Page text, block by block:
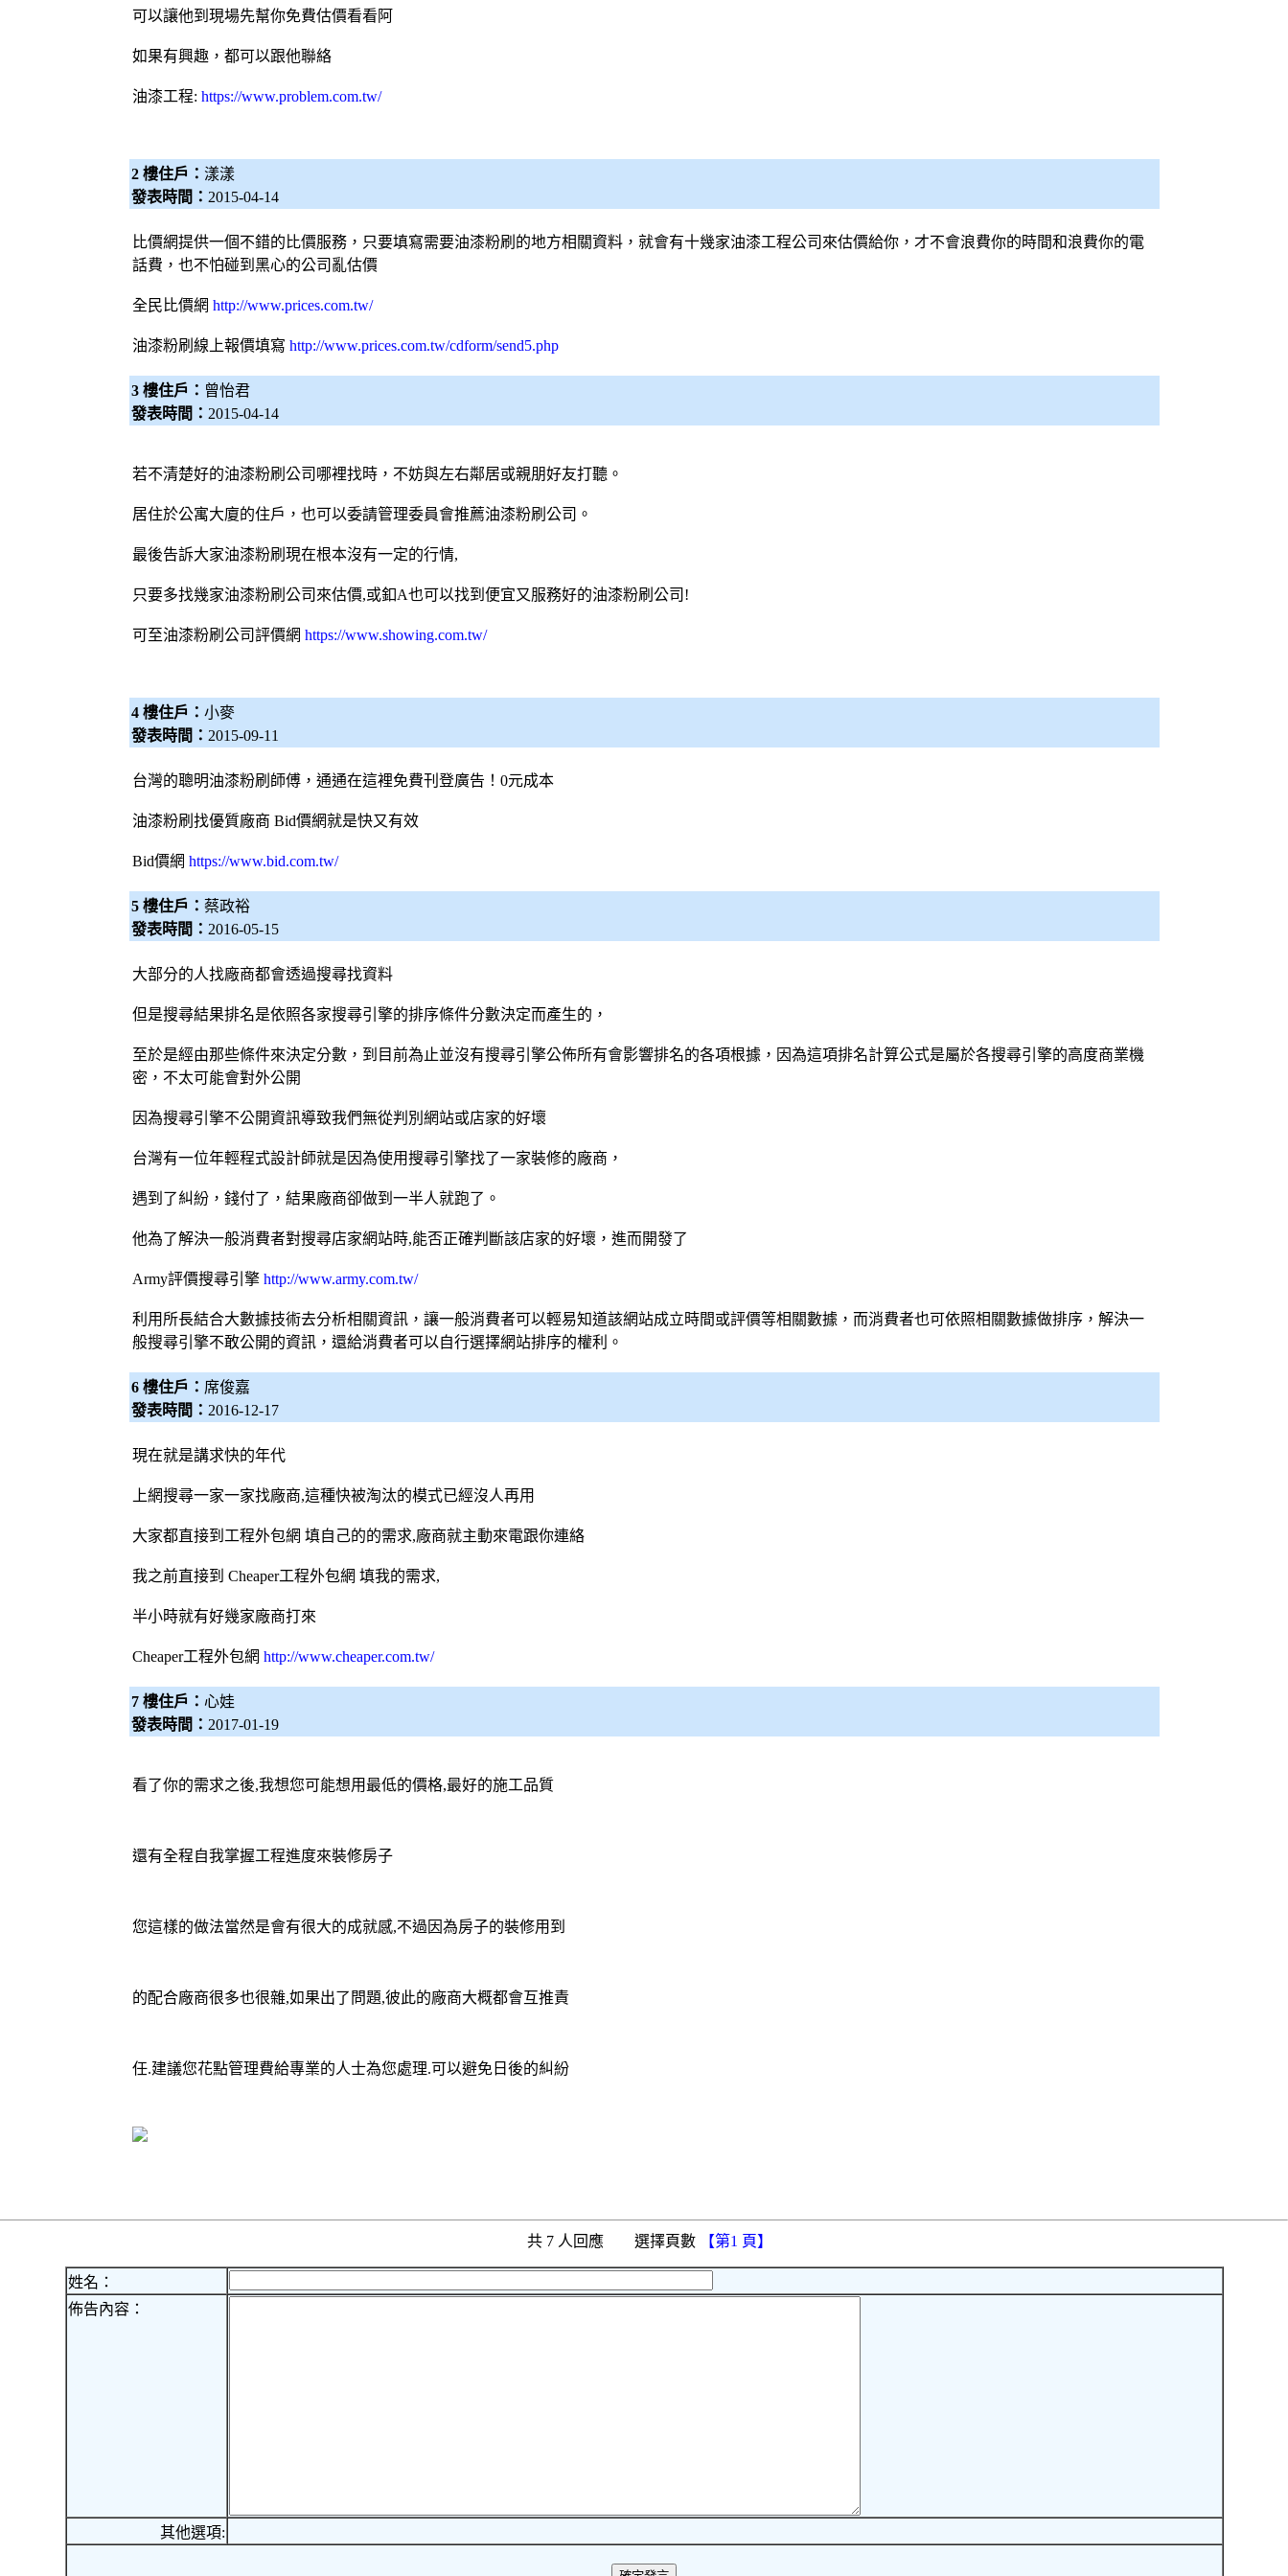
可以讓他到現場先幫你免費估價看看阿
如果有興趣，都可以跟他聯絡
油漆工程: https://www.problem.com.tw/
2 樓住戶： 漾漾
發表時間： 2015-04-14
比價網提供一個不錯的比價服務，只要填寫需要油漆粉刷的地方相關資料，就會有十幾家油漆工程公司來估價給你，才不會浪費你的時間和浪費你的電
話費，也不怕碰到黑心的公司亂估價
全民比價網 http://www.prices.com.tw/
油漆粉刷線上報價填寫 http://www.prices.com.tw/cdform/send5.php
3 樓住戶： 曾怡君
發表時間： 2015-04-14
若不清楚好的油漆粉刷公司哪裡找時，不妨與左右鄰居或親朋好友打聽。
居住於公寓大廈的住戶，也可以委請管理委員會推薦油漆粉刷公司。
最後告訴大家油漆粉刷現在根本沒有一定的行情,
只要多找幾家油漆粉刷公司來估價,或釦A也可以找到便宜又服務好的油漆粉刷公司!
可至油漆粉刷公司評價網 https://www.showing.com.tw/
4 樓住戶： 小麥
發表時間： 2015-09-11
台灣的聰明油漆粉刷 師傅，通通在這裡免費刊登廣告！0元成本
油漆粉刷 找優質廠商 Bid價網就是快又有效
Bid價網 https://www.bid.com.tw/
5 樓住戶： 蔡政裕
發表時間： 2016-05-15
大部分的人找廠商都會透過搜尋找資料
但是搜尋結果排名是依照各家搜尋引擎的排序條件分數決定而產生的，
至於是經由那些條件來決定分數，到目前為止並沒有搜尋引擎公佈所有會影響排名的各項根據，因為這項排名計算公式是屬於各搜尋引擎的高度商業機
密，不太可能會對外公開
因為搜尋引擎不公開資訊導致我們無從判別網站或店家的好壞
台灣有一位年輕程式設計師就是因為使用搜尋引擎找了一家裝修的廠商，
遇到了糾紛，錢付了，結果廠商卻做到一半人就跑了。
他為了解決一般消費者對搜尋店家網站時,能否正確判斷該店家的好壞，進而開發了
Army評價搜尋引擎 http://www.army.com.tw/
利用所長結合大數據技術去分析相關資訊，讓一般消費者可以輕易知道該網站成立時間或評價等相關數據，而消費者也可依照相關數據做排序，解決一
般搜尋引擎不敢公開的資訊，還給消費者可以自行選擇網站排序的權利。
6 樓住戶： 席俊嘉
發表時間： 2016-12-17
現在就是講求快的年代
上網搜尋一家一家找廠商,這種快被淘汰的模式已經沒人再用
大家都直接到工程外包網 填自己的的需求,廠商就主動來電跟你連絡
我之前直接到 Cheaper工程外包網 填我的需求,
半小時就有好幾家廠商打來
Cheaper工程外包網 http://www.cheaper.com.tw/
7 樓住戶： 心娃
發表時間： 2017-01-19
看了你的需求之後,我想您可能想用最低的價格,最好的施工品質
還有全程自我掌握工程進度來裝修房子
您這樣的做法當然是會有很大的成就感,不過因為房子的裝修用到
的配合廠商很多也很雜,如果出了問題,彼此的廠商大概都會互推責
任.建議您花點管理費給專業的人士為您處理.可以避免日後的糾紛
共 7 人回應 選擇頁數 【第1 頁】
姓名：
佈告內容：
其他選項: